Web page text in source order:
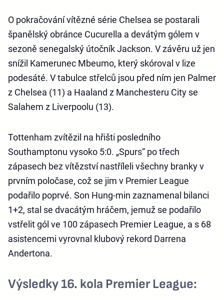
O pokračování vítězné série Chelsea se postarali
španělský obránce Cucurella a devátým gólem v
sezoně senegalský útočník Jackson. V závěru už jen
snížil Kamerunec Mbeumo, který skóroval v lize
podesáté. V tabulce střelců jsou před ním jen Palmer
z Chelsea (11) a Haaland z Manchesteru City se
Salahem z Liverpoolu (13).
Tottenham zvítězil na hřišti posledního
Southamptonu vysoko 5:0. „Spurs“ po třech
zápasech bez vítězství nastříleli všechny branky v
prvním poločase, což se jim v Premier League
podařilo poprvé. Son Hung-min zaznamenal bilanci
1+2, stal se dvacátým hráčem, jemuž se podařilo
vstřelit gól ve 100 zápasech Premier League, a s 68
asistencemi vyrovnal klubový rekord Darrena
Andertona.
Výsledky 16. kola Premier League: